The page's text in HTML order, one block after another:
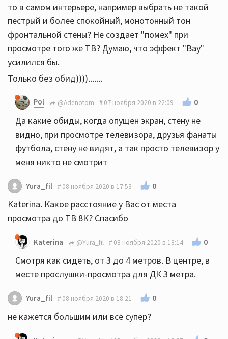
то в самом интерьере, например выбрать не такой
пестрый и более спокойный, монотонный тон
фронтальной стены? Не создает "помех" при
просмотре того же ТВ? Думаю, что эффект "Вау"
усилился бы.
Только без обид)))).......
Pol @Adenotom 07 ноября 2020 в 22:09 0
Да какие обиды, когда опущен экран, стену не
видно, при просмотре телевизора, друзья фанаты
футбола, стену не видят, а так просто телевизор у
меня никто не смотрит
Yura_fil 08 ноября 2020 в 17:53 0
Katerina. Какое расстояние у Вас от места
просмотра до ТВ 8К? Спасибо
Katerina @Yura_fil 08 ноября 2020 в 18:14 0
Смотря как сидеть, от 3 до 4 метров. В центре, в
месте прослушки-просмотра для ДК 3 метра.
Yura_fil 08 ноября 2020 в 18:21 0
не кажется большим или всё супер?